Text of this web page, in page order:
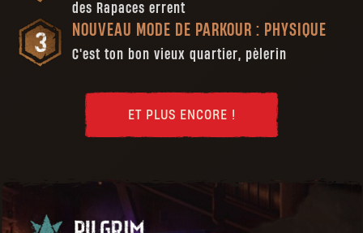
des Rapaces errent
NOUVEAU MODE DE PARKOUR : PHYSIQUE
C'est ton bon vieux quartier, pèlerin
ET PLUS ENCORE !